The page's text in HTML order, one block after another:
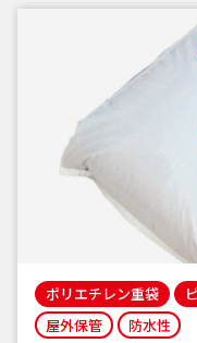
ポリエチレン重袋
屋外保管
防水性